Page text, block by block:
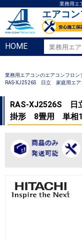
業務用エ
エアコ
HOME
業務用エアコンのエアコンフロン
RAS-XJ2526S 日立 家庭用エ
RAS-XJ2526S
掛形 8畳用 単相